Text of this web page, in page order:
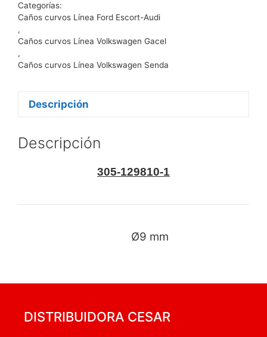
Categorías:
Caños curvos Línea Ford Escort-Audi
,
Caños curvos Línea Volkswagen Gacel
,
Caños curvos Línea Volkswagen Senda
Descripción
Descripción
305-129810-1
Ø9 mm
DISTRIBUIDORA CESAR